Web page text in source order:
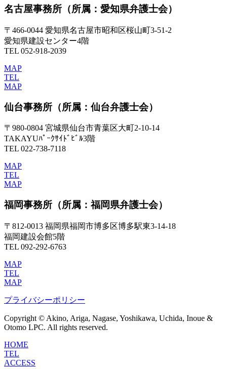
名古屋事務所 （所属：愛知県弁護士会）
〒466-0044 愛知県名古屋市昭和区桜山町3-51-2
愛知県建設センター4階
TEL 052-918-2039
MAP
TEL
MAP
仙台事務所 （所属：仙台弁護士会）
〒980-0804 宮城県仙台市青葉区大町2-10-14
TAKAYUﾊﾟｰｸｻｲﾄﾞﾋﾞﾙ3階
TEL 022-738-7118
MAP
TEL
MAP
福岡事務所 （所属：福岡県弁護士会）
〒812-0013 福岡県福岡市博多区博多駅東3-14-18
福岡建設会館5階
TEL 092-292-6763
MAP
TEL
MAP
プライバシーポリシー
Copyright © Akino, Ariga, Nagase, Yoshikawa, Uchida, Inoue &
Otomo LPC. All rights reserved.
HOME
TEL
ACCESS